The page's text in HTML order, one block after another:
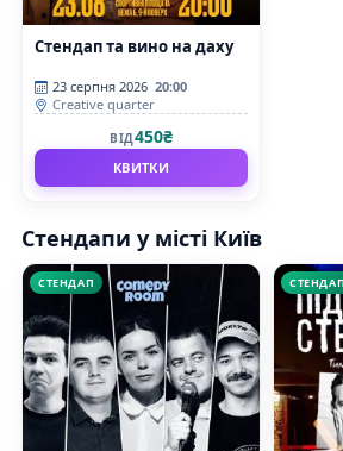
Стендап та вино на даху
23 серпня 2026 20:00
Creative quarter
ВІД450₴
КВИТКИ
Стендапи у місті Київ
СТЕНДАП СТЕНДАП